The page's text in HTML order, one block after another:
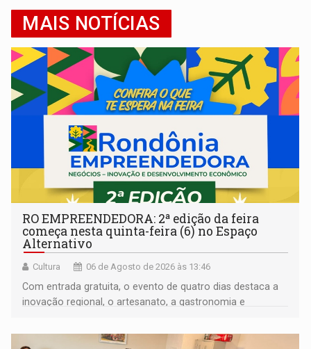
MAIS NOTÍCIAS
RO EMPREENDEDORA: 2ª edição da feira
começa nesta quinta-feira (6) no Espaço
Alternativo
Cultura 06 de Agosto de 2026 às 13:46
Com entrada gratuita, o evento de quatro dias destaca a
inovação regional, o artesanato, a gastronomia e